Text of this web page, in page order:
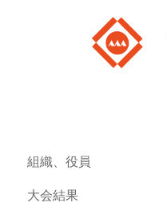
組織、役員
大会結果